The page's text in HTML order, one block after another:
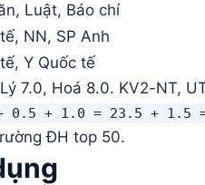
Luật, Báo chí
NN, SP Anh
Y Quốc tế
7.0, Hoá 8.0. KV2-NT,
0.5 + 1.0 = 23.5 + 1.5
ĐH top 50.